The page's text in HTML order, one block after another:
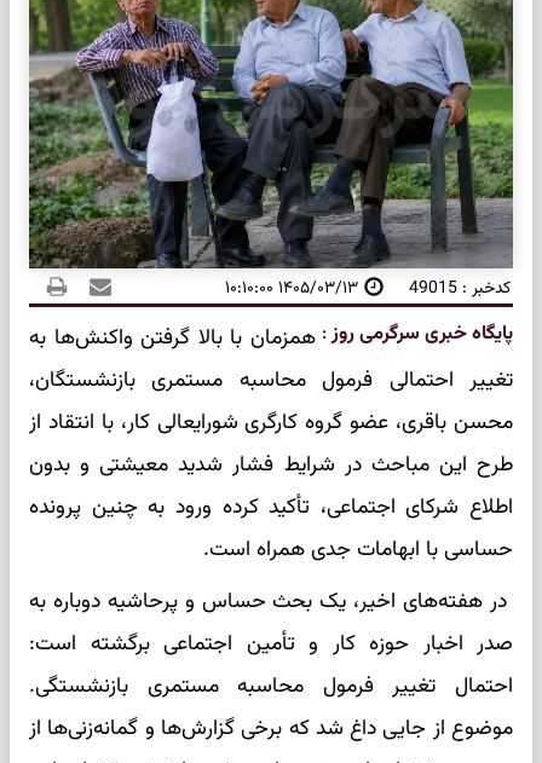
کدخبر : 49015 ۱۴۰۵/۰۳/۱۳ ۱۰:۱۰:۰۰
پایگاه خبری سرگرمی روز: همزمان با بالا گرفتن واکنش‌ها به
تغییر احتمالی فرمول محاسبه مستمری بازنشستگان،
محسن باقری، عضو گروه کارگری شورایعالی کار، با انتقاد از
طرح این مباحث در شرایط فشار شدید معیشتی و بدون
اطلاع شرکای اجتماعی، تأکید کرده ورود به چنین پرونده
حساسی با ابهامات جدی همراه است.
در هفته‌های اخیر، یک بحث حساس و پرحاشیه دوباره به
صدر اخبار حوزه کار و تأمین اجتماعی برگشته است:
احتمال تغییر فرمول محاسبه مستمری بازنشستگی.
موضوع از جایی داغ شد که برخی گزارش‌ها و گمانه‌زنی‌ها از